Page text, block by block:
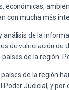
económicas,
con mucha más
análisis de la
de vulneración de
de la región.
de la región
Poder Judicial, y por